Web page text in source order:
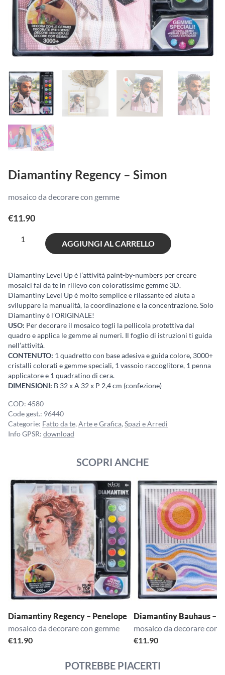
Diamantiny Regency – Simon
mosaico da decorare con gemme
€11.90
Diamantiny
Simon
quantità
AGGIUNGI AL CARRELLO
Diamantiny Level Up è l’attività paint-by-numbers per creare
mosaici fai da te in rilievo con coloratissime gemme 3D.
Diamantiny Level Up è molto semplice e rilassante ed aiuta a
sviluppare la manualità, la coordinazione e la concentrazione. Solo
Diamantiny è l’ORIGINALE!
USO: Per decorare il mosaico togli la pellicola protettiva dal
quadro e applica le gemme ai numeri. Il foglio di istruzioni ti guida
nell’attività.
CONTENUTO: 1 quadretto con base adesiva e guida colore, 3000+
cristalli colorati e gemme speciali, 1 vassoio raccoglitore, 1 penna
applicatore e 1 quadratino di cera.
DIMENSIONI: B 32 x A 32 x P 2,4 cm (confezione)
COD: 4580
Code gest.: 96440
Categorie: Fatto da te, Arte e Grafica, Spazi e Arredi
Info GPSR: download
SCOPRI ANCHE
Diamantiny Regency – Penelope
mosaico da decorare con gemme
€11.90
Diamantiny Bauhaus –
mosaico da decorare con
€11.90
POTREBBE PIACERTI